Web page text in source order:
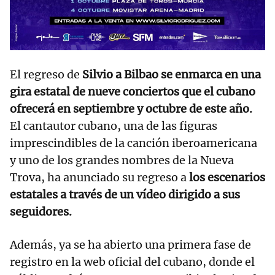
El regreso de Silvio a Bilbao se enmarca en una
gira estatal de nueve conciertos que el cubano
ofrecerá en septiembre y octubre de este año.
El cantautor cubano, una de las figuras
imprescindibles de la canción iberoamericana
y uno de los grandes nombres de la Nueva
Trova, ha anunciado su regreso alos escenarios
estatales a través de un vídeo dirigido a sus
seguidores.
Además, ya se ha abierto una primera fase de
registro en la web oficial del cubano, donde el